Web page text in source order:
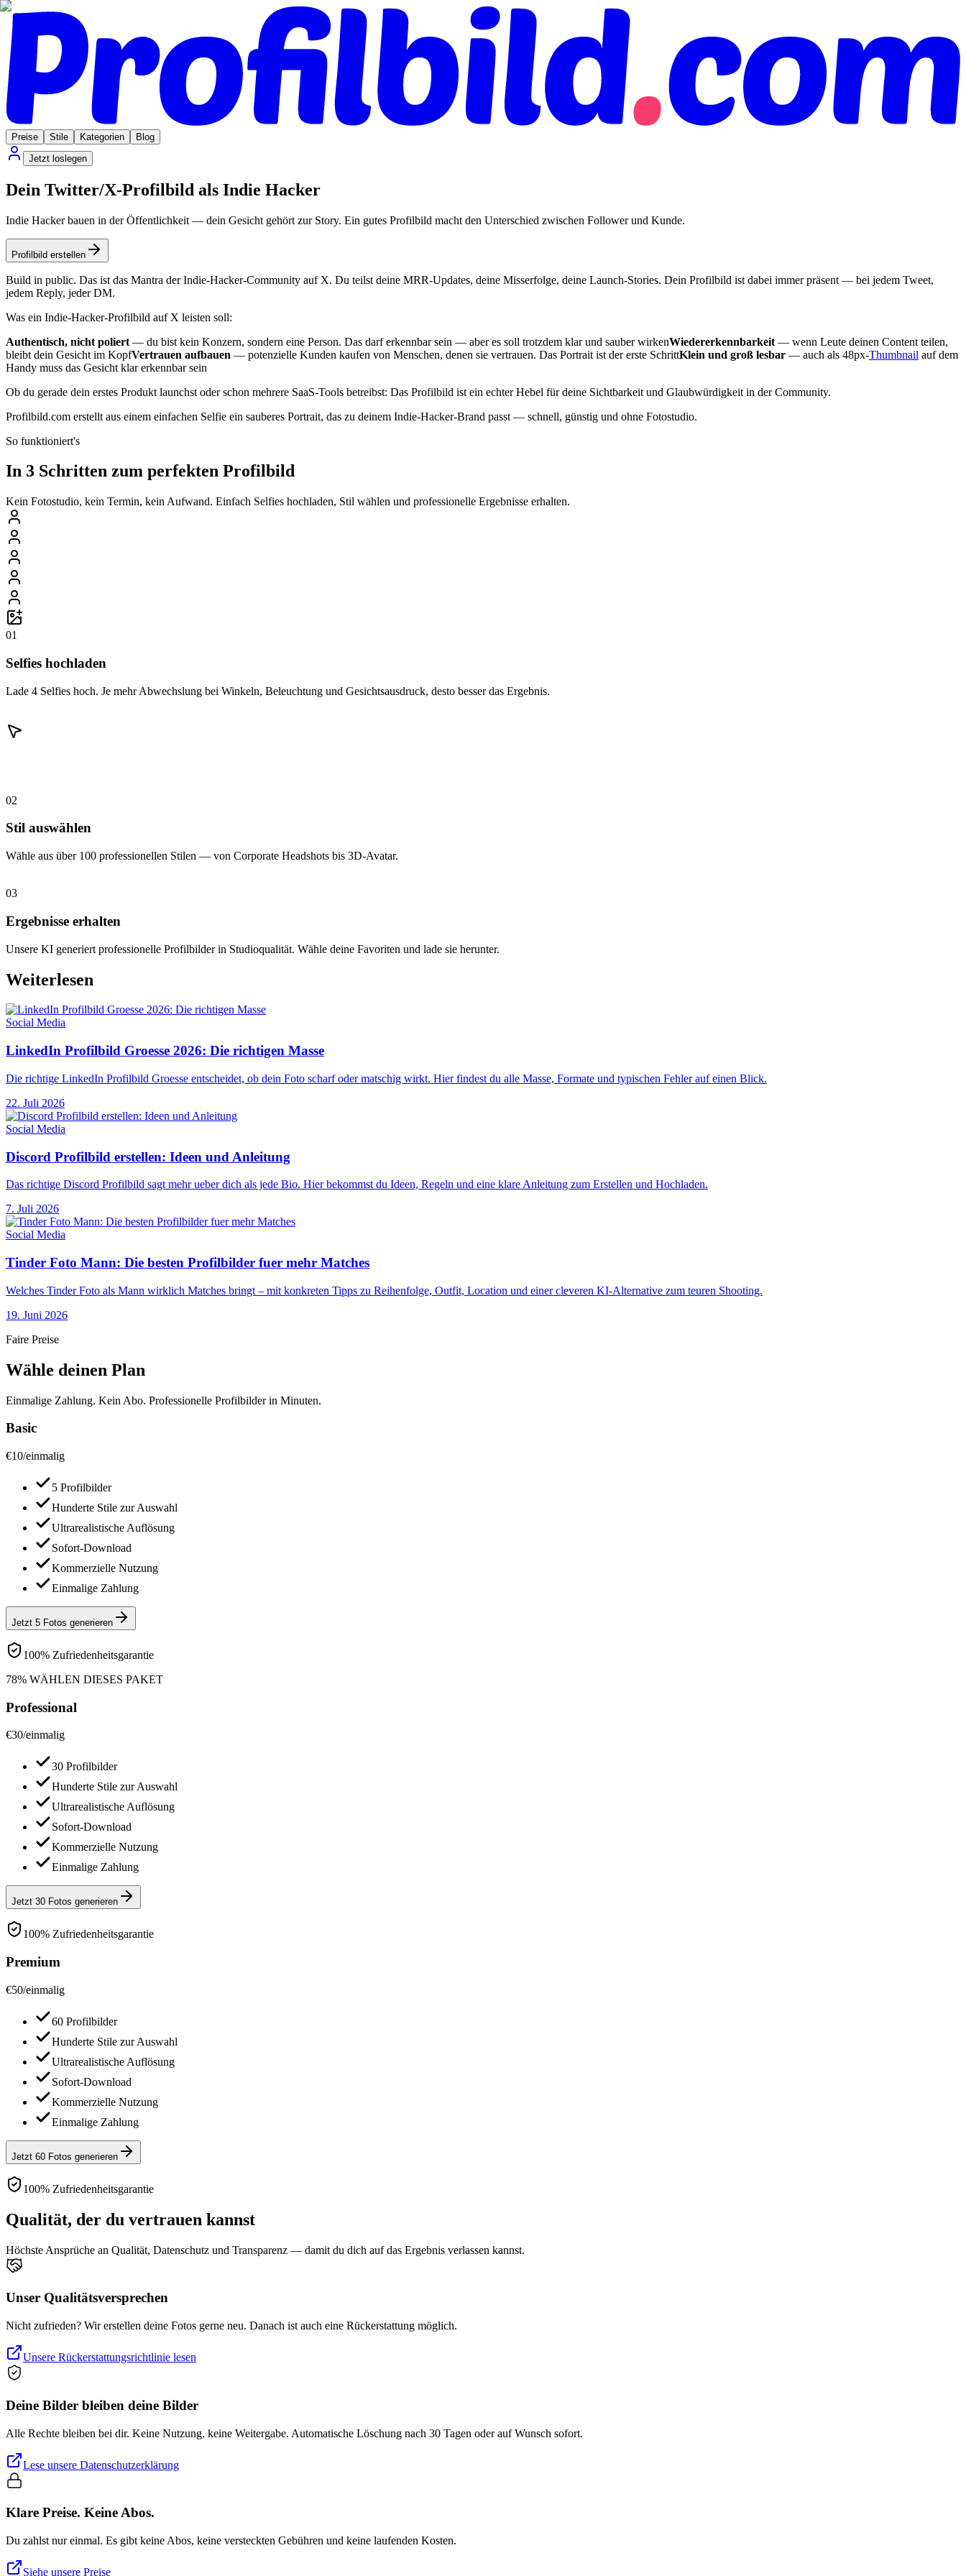
Preise Stile Kategorien
Blog
Jetzt loslegen
Dein Twitter/X-Profilbild als Indie Hacker
Indie Hacker bauen in der Öffentlichkeit — dein Gesicht gehört zur Story. Ein gutes Profilbild macht den Unterschied zwischen Follower und Kunde.
Profilbild erstellen
Build in public. Das ist das Mantra der Indie-Hacker-Community auf X. Du teilst deine MRR-Updates, deine Misserfolge, deine Launch-Stories. Dein Profilbild ist dabei immer präsent — bei jedem Tweet,
jedem Reply, jeder DM.
Was ein Indie-Hacker-Profilbild auf X leisten soll:
Authentisch, nicht poliert — du bist kein Konzern, sondern eine Person. Das darf erkennbar sein — aber es soll trotzdem klar und sauber wirkenWiedererkennbarkeit — wenn Leute deinen Content teilen,
bleibt dein Gesicht im KopfVertrauen aufbauen — potenzielle Kunden kaufen von Menschen, denen sie vertrauen. Das Portrait ist der erste SchrittKlein und groß lesbar — auch als 48px-Thumbnail auf dem
Handy muss das Gesicht klar erkennbar sein
Ob du gerade dein erstes Produkt launchst oder schon mehrere SaaS-Tools betreibst: Das Profilbild ist ein echter Hebel für deine Sichtbarkeit und Glaubwürdigkeit in der Community.
Profilbild.com erstellt aus einem einfachen Selfie ein sauberes Portrait, das zu deinem Indie-Hacker-Brand passt — schnell, günstig und ohne Fotostudio.
So funktioniert's
In 3 Schritten zum perfekten Profilbild
Kein Fotostudio, kein Termin, kein Aufwand. Einfach Selfies hochladen, Stil wählen und professionelle Ergebnisse erhalten.
01
Selfies hochladen
Lade 4 Selfies hoch. Je mehr Abwechslung bei Winkeln, Beleuchtung und Gesichtsausdruck, desto besser das Ergebnis.
02
Stil auswählen
Wähle aus über 100 professionellen Stilen — von Corporate Headshots bis 3D-Avatar.
03
Ergebnisse erhalten
Unsere KI generiert professionelle Profilbilder in Studioqualität. Wähle deine Favoriten und lade sie herunter.
Weiterlesen
Social Media
LinkedIn Profilbild Groesse 2026: Die richtigen Masse
Die richtige LinkedIn Profilbild Groesse entscheidet, ob dein Foto scharf oder matschig wirkt. Hier findest du alle Masse, Formate und typischen Fehler auf einen Blick.
22. Juli 2026
Social Media
Discord Profilbild erstellen: Ideen und Anleitung
Das richtige Discord Profilbild sagt mehr ueber dich als jede Bio. Hier bekommst du Ideen, Regeln und eine klare Anleitung zum Erstellen und Hochladen.
7. Juli 2026
Social Media
Tinder Foto Mann: Die besten Profilbilder fuer mehr Matches
Welches Tinder Foto als Mann wirklich Matches bringt – mit konkreten Tipps zu Reihenfolge, Outfit, Location und einer cleveren KI-Alternative zum teuren Shooting.
19. Juni 2026
Faire Preise
Wähle deinen Plan
Einmalige Zahlung. Kein Abo. Professionelle Profilbilder in Minuten.
Basic
€10/einmalig
5 Profilbilder
Hunderte Stile zur Auswahl
Ultrarealistische Auflösung
Sofort-Download
Kommerzielle Nutzung
Einmalige Zahlung
Jetzt 5 Fotos generieren
100% Zufriedenheitsgarantie
78% WÄHLEN DIESES PAKET
Professional
€30/einmalig
30 Profilbilder
Hunderte Stile zur Auswahl
Ultrarealistische Auflösung
Sofort-Download
Kommerzielle Nutzung
Einmalige Zahlung
Jetzt 30 Fotos generieren
100% Zufriedenheitsgarantie
Premium
€50/einmalig
60 Profilbilder
Hunderte Stile zur Auswahl
Ultrarealistische Auflösung
Sofort-Download
Kommerzielle Nutzung
Einmalige Zahlung
Jetzt 60 Fotos generieren
100% Zufriedenheitsgarantie
Qualität, der du vertrauen kannst
Höchste Ansprüche an Qualität, Datenschutz und Transparenz — damit du dich auf das Ergebnis verlassen kannst.
Unser Qualitätsversprechen
Nicht zufrieden? Wir erstellen deine Fotos gerne neu. Danach ist auch eine Rückerstattung möglich.
Unsere Rückerstattungsrichtlinie lesen
Deine Bilder bleiben deine Bilder
Alle Rechte bleiben bei dir. Keine Nutzung, keine Weitergabe. Automatische Löschung nach 30 Tagen oder auf Wunsch sofort.
Lese unsere Datenschutzerklärung
Klare Preise. Keine Abos.
Du zahlst nur einmal. Es gibt keine Abos, keine versteckten Gebühren und keine laufenden Kosten.
Siehe unsere Preise